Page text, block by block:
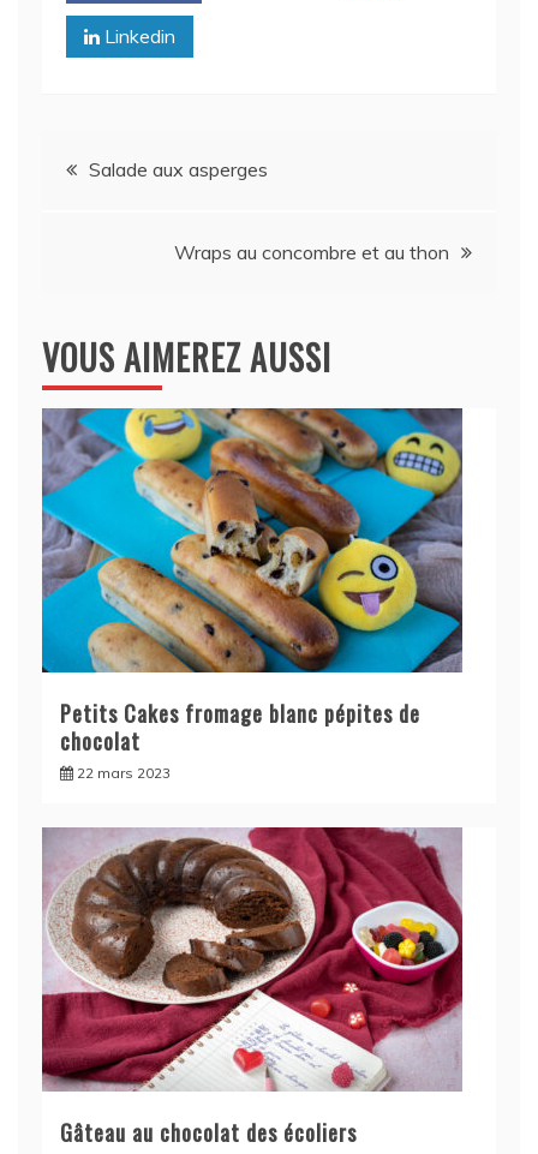
Linkedin
Navigation
Salade aux asperges
Wraps au concombre et au thon
VOUS AIMEREZ AUSSI
Petits Cakes fromage blanc pépites de
chocolat
22 mars 2023
Gâteau au chocolat des écoliers